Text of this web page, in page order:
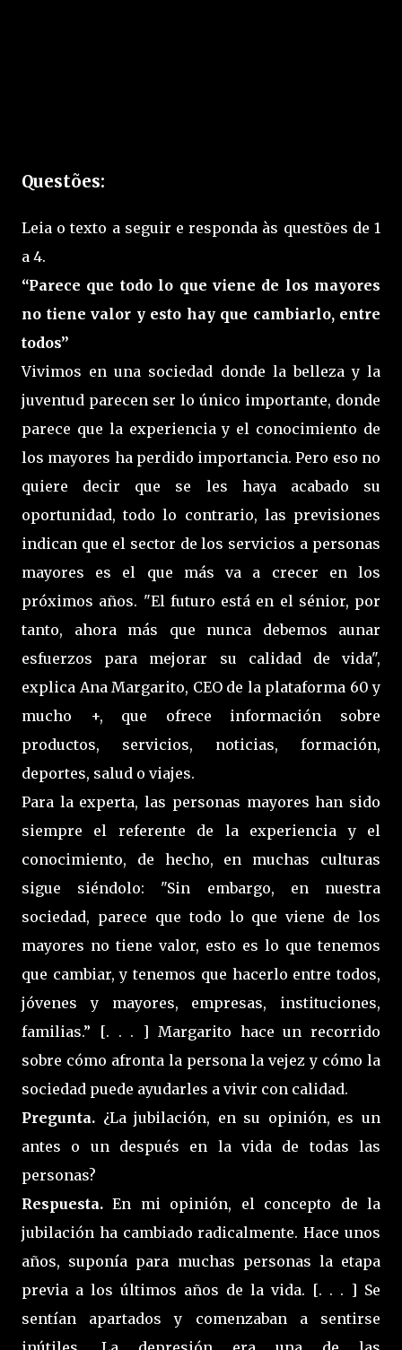
Questões:
Leia o texto a seguir e responda às questões de 1
a 4.
“Parece que todo lo que viene de los mayores
no tiene valor y esto hay que cambiarlo, entre
todos”
Vivimos en una sociedad donde la belleza y la
juventud parecen ser lo único importante, donde
parece que la experiencia y el conocimiento de
los mayores ha perdido importancia. Pero eso no
quiere decir que se les haya acabado su
oportunidad, todo lo contrario, las previsiones
indican que el sector de los servicios a personas
mayores es el que más va a crecer en los
próximos años. "El futuro está en el sénior, por
tanto, ahora más que nunca debemos aunar
esfuerzos para mejorar su calidad de vida",
explica Ana Margarito, CEO de la plataforma 60 y
mucho +, que ofrece información sobre
productos, servicios, noticias, formación,
deportes, salud o viajes.
Para la experta, las personas mayores han sido
siempre el referente de la experiencia y el
conocimiento, de hecho, en muchas culturas
sigue siéndolo: "Sin embargo, en nuestra
sociedad, parece que todo lo que viene de los
mayores no tiene valor, esto es lo que tenemos
que cambiar, y tenemos que hacerlo entre todos,
jóvenes y mayores, empresas, instituciones,
familias.” [. . . ] Margarito hace un recorrido
sobre cómo afronta la persona la vejez y cómo la
sociedad puede ayudarles a vivir con calidad.
Pregunta. ¿La jubilación, en su opinión, es un
antes o un después en la vida de todas las
personas?
Respuesta. En mi opinión, el concepto de la
jubilación ha cambiado radicalmente. Hace unos
años, suponía para muchas personas la etapa
previa a los últimos años de la vida. [. . . ] Se
sentían apartados y comenzaban a sentirse